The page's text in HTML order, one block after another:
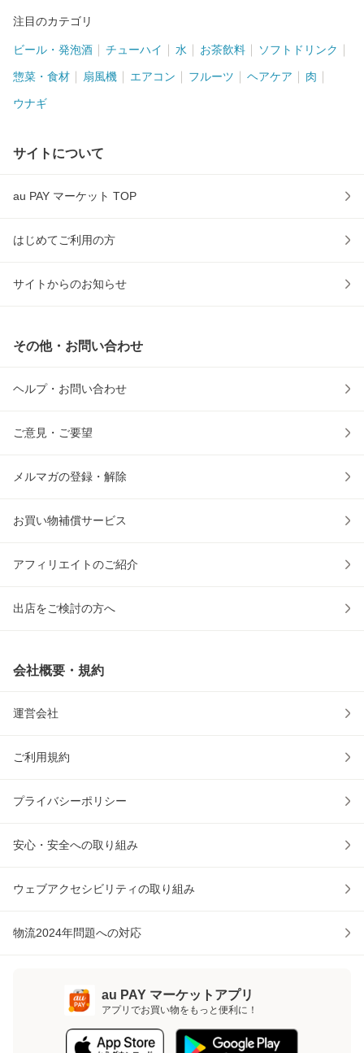
注目のカテゴリ
ビール・発泡酒 チューハイ 水 お茶飲料 ソフトドリンク
惣菜・食材 扇風機 エアコン フルーツ ヘアケア 肉
ウナギ
サイトについて
au PAY マーケット TOP
はじめてご利用の方
サイトからのお知らせ
その他・お問い合わせ
ヘルプ・お問い合わせ
ご意見・ご要望
メルマガの登録・解除
お買い物補償サービス
アフィリエイトのご紹介
出店をご検討の方へ
会社概要・規約
運営会社
ご利用規約
プライバシーポリシー
安心・安全への取り組み
ウェブアクセシビリティの取り組み
物流2024年問題への対応
au PAY マーケットアプリ
アプリでお買い物をもっと便利に！